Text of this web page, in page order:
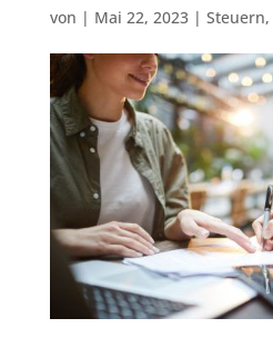
von | Mai 22, 2023| Steuern,